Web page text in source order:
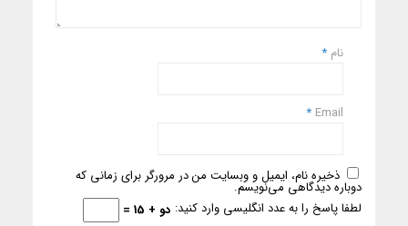
نام *
Email
*
ذخیره نام، ایمیل و وبسایت من در مرورگر برای زمانی که
دوباره دیدگاهی می‌نویسم.
لطفا پاسخ را به عدد انگلیسی وارد کنید: دو + 15 =